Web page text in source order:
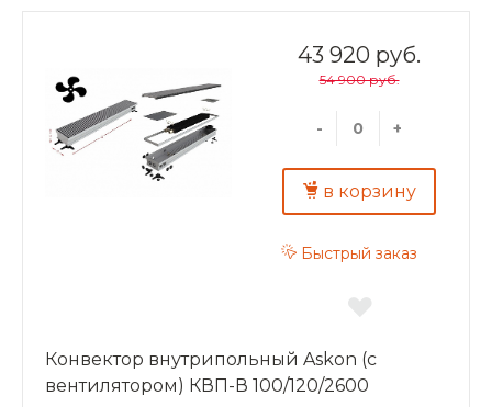
самостоятельного или дополнительного источника
тепла. Преимущества внутрипольных конвекторов
ASKON: экономия энергии и высокая динамика
отопления; повышенная теплоотдача и
экологичность – корпус и декоративная решетка из
алюминия; надежность – теплообменник из
алюминиевого листа толщиной 0,5 мм;
долговечность – труба теплообменника
изготовлена из меди, D15 мм, толщина стенки 1мм.
43 920 руб.
54 900 руб.
- +
в корзину
Быстрый заказ
Конвектор внутрипольный Askon (с
вентилятором) КВП-В 100/120/2600